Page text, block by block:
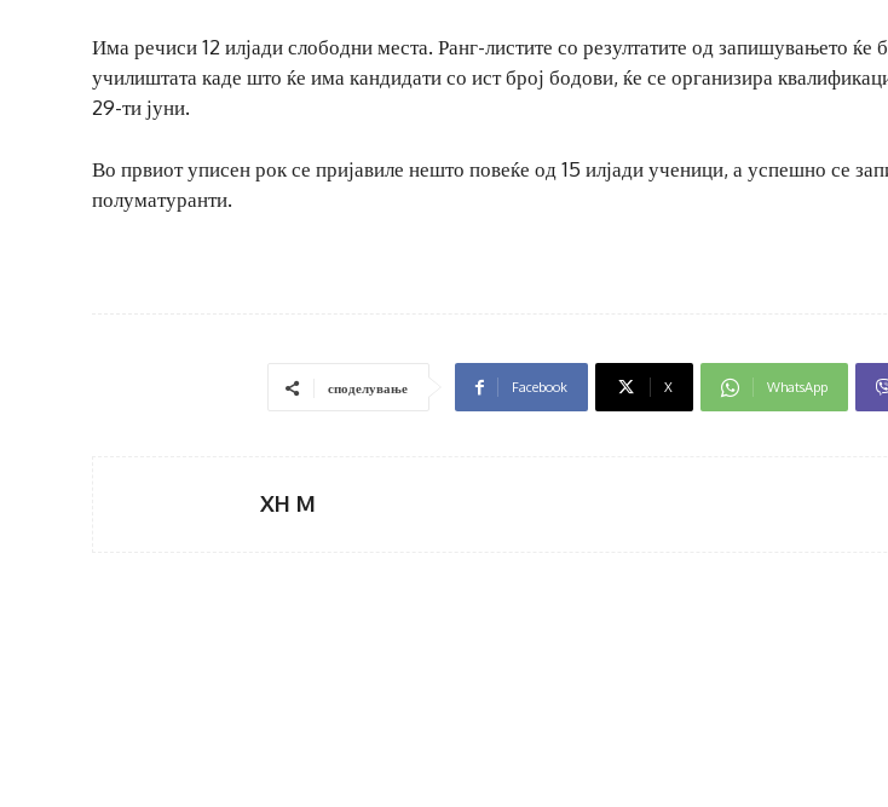
Има речиси 12 илјади слободни места. Ранг-листите со резултатите од запишувањето ќе
училиштата каде што ќе има кандидати со ист број бодови, ќе се организира
29-ти јуни.
Во првиот уписен рок се пријавиле нешто повеќе од 15 илјади ученици, а успешно се
полуматуранти.
споделување Facebook X WhatsApp
XH M